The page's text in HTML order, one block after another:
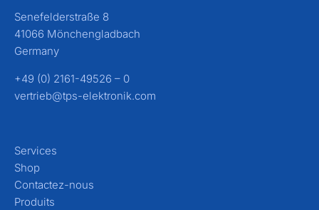
Senefelderstraße 8
41066 Mönchengladbach
Germany
+49 (0) 2161-49526 – 0
vertrieb@tps-elektronik.com
Services
Shop
Contactez-nous
Produits